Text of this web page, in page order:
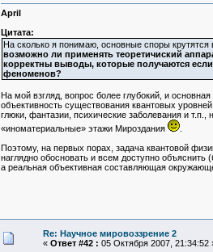
April
Цитата:
На сколько я понимаю, основные споры крутятся
возможно ли применять теоретичиский
корректны выводы, которые получаются
феноменов?
На мой взгляд, вопрос более глубокий, и
объективность существования квантовых
глюки, фантазии, психические заболевания и
«иноматериальные» этажи Мироздания
.
Поэтому, на первых порах, задача квантовой
наглядно обосновать и всем доступно
а реальная объективная составляющая
Re: Научное мировоззрение 2
« Ответ #42 : 05 Октября 2007, 21:34:52